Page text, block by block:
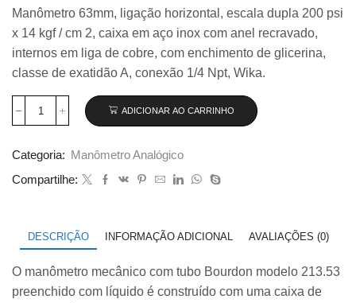
original
era:
R$ 135,00.
atual
é:
R$ 126,50.
Manômetro 63mm, ligação horizontal, escala dupla 200 psi
x 14 kgf / cm 2, caixa em aço inox com anel recravado,
internos em liga de cobre, com enchimento de glicerina,
classe de exatidão A, conexão 1/4 Npt, Wika.
Manômetro
200×14
com
glicerina
quantidade
ADICIONAR AO CARRINHO
Categoria:
Manômetro Analógico
Compartilhe:
DESCRIÇÃO INFORMAÇÃO ADICIONAL AVALIAÇÕES (0)
O manômetro mecânico com tubo Bourdon modelo 213.53
preenchido com líquido é construído com uma caixa de